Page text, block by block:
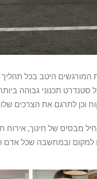
המורגשים היטב בכל
תכנוני גבוהה
וכן לתרגם את הצרכים
מבסיס של חינוך, אירוח
למקום ובמחשבה שכל אדם